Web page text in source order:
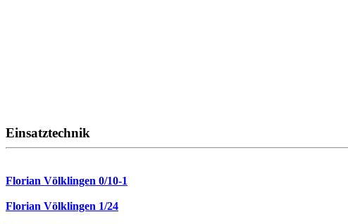
Einsatztechnik
Florian Völklingen 0/10-1
Florian Völklingen 1/24